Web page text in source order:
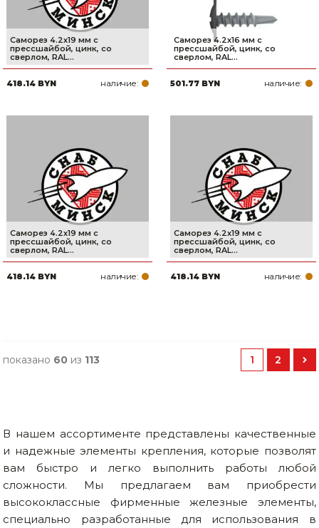
Саморез 4.2х19 мм с
прессшайбой, цинк, со
сверлом, RAL...
418.14 BYN наличие:
Саморез 4.2х16 мм с
прессшайбой, цинк, со
сверлом, RAL...
501.77 BYN наличие:
Саморез 4.2х19 мм с
прессшайбой, цинк, со
сверлом, RAL...
418.14 BYN наличие:
Саморез 4.2х19 мм с
прессшайбой, цинк, со
сверлом, RAL...
418.14 BYN наличие:
показано 60 из 113 1 2
В нашем ассортименте представлены качественные
и надежные элементы крепления, которые позволят
вам быстро и легко выполнить работы любой
сложности. Мы предлагаем вам приобрести
высококлассные фирменные железные элементы,
специально разработанные для использования в